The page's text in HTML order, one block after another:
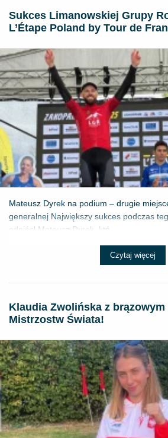
Sukces Limanowskiej Grupy
L’Étape Poland by Tour de
Mateusz Dyrek na podium – drugie
generalnej Największy sukces podczas
odniósł Mateusz Dyrek, któ...
Czytaj więcej
Klaudia Zwolińska z brązowym
Mistrzostw Świata!